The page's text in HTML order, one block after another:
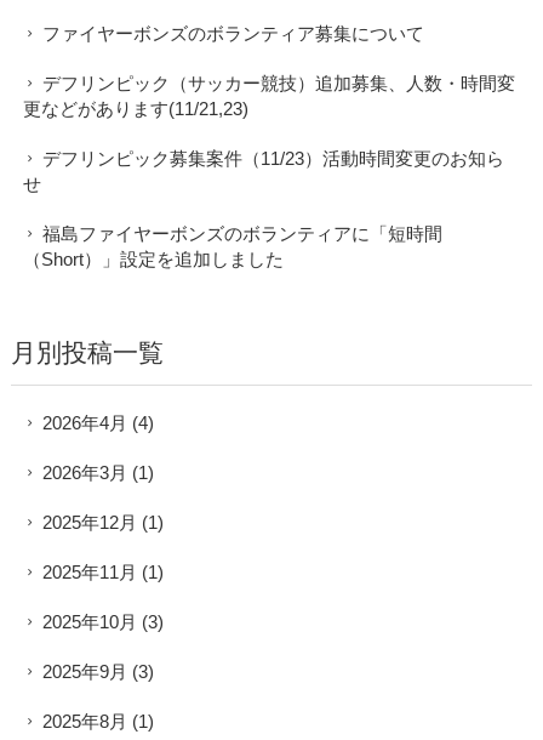
ファイヤーボンズのボランティア募集について
デフリンピック（サッカー競技）追加募集、人数・時間変
更などがあります(11/21,23)
デフリンピック募集案件（11/23）活動時間変更のお知ら
せ
福島ファイヤーボンズのボランティアに「短時間
（Short）」設定を追加しました
月別投稿一覧
2026年4月 (4)
2026年3月 (1)
2025年12月 (1)
2025年11月 (1)
2025年10月 (3)
2025年9月 (3)
2025年8月 (1)